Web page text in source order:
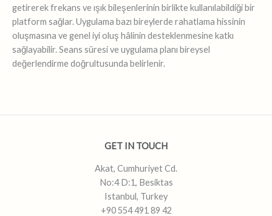
getirerek frekans ve ışık bileşenlerinin birlikte kullanılabildiği bir
platform sağlar. Uygulama bazı bireylerde rahatlama hissinin
oluşmasına ve genel iyi oluş hâlinin desteklenmesine katkı
sağlayabilir. Seans süresi ve uygulama planı bireysel
değerlendirme doğrultusunda belirlenir.
GET IN TOUCH
Akat, Cumhuriyet Cd.
No:4 D:1, Besiktas
Istanbul, Turkey
+90 554 491 89 42